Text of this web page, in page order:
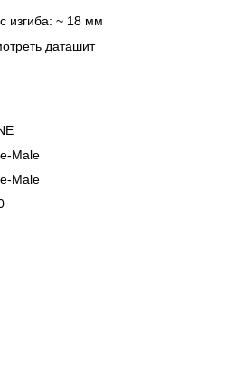
изгиба: ~ 18 мм
даташит
Male
Male